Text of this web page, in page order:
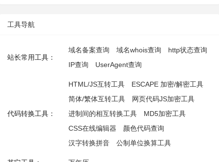
工具导航
站长常用工具：
域名备案查询 域名whois查询
http状态查询
IP查询
UserAgent查询
代码转换工具：
HTML/JS互转工具
ESCAPE 加密/解密工具
简体/繁体互转工具
网页代码JS加密工具
进制间的相互转换工具
MD5加密工具
CSS在线编辑器
颜色代码查询
汉字转换拼音
公制单位换算工具